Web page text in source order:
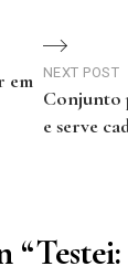
em
NEXT POST
Conjunto
e serve
“